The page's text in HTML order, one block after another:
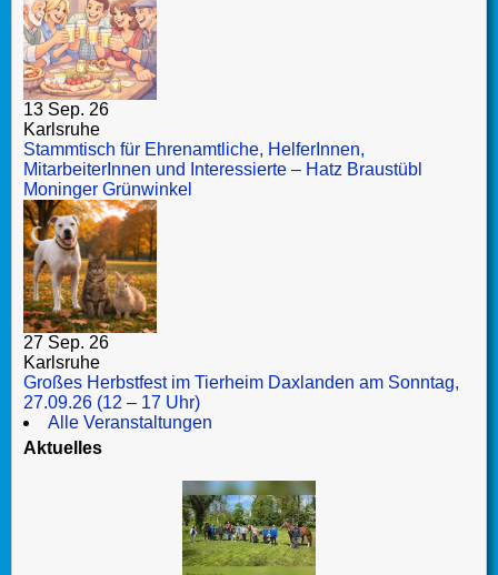
13 Sep. 26
Karlsruhe
Stammtisch für Ehrenamtliche, HelferInnen,
MitarbeiterInnen und Interessierte – Hatz Braustübl
Moninger Grünwinkel
27 Sep. 26
Karlsruhe
Großes Herbstfest im Tierheim Daxlanden am Sonntag,
27.09.26 (12 – 17 Uhr)
Alle Veranstaltungen
Aktuelles